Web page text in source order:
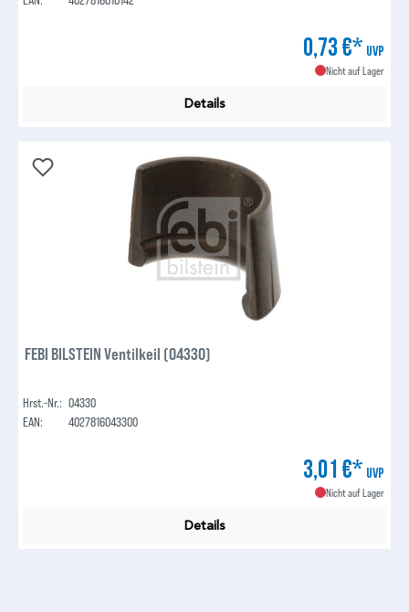
0,73 €* UVP
Nicht auf Lager
Details
FEBI BILSTEIN Ventilkeil (04330)
Hrst.-Nr.: 04330
EAN:
4027816043300
3,01 €* UVP
Nicht auf Lager
Details